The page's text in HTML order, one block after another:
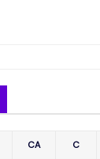
CA C